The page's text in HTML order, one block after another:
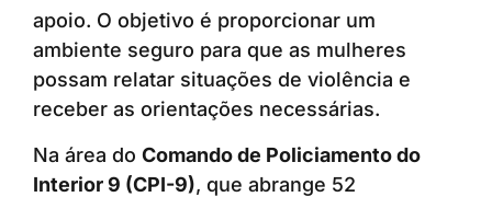
apoio. O objetivo é proporcionar um
ambiente seguro para que as mulheres
possam relatar situações de violência e
receber as orientações necessárias.
Na área do Comando de Policiamento do
Interior 9 (CPI-9), que abrange 52